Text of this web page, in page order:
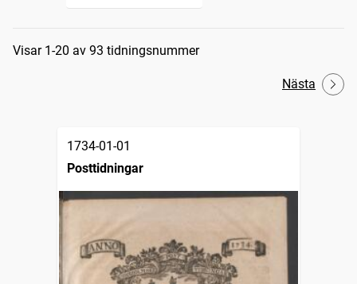
Sökresultat
Visar 1-20 av 93 tidningsnummer
Nästa
1734-01-01
Posttidningar